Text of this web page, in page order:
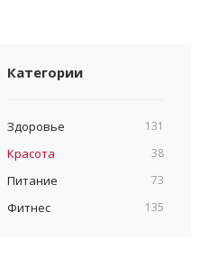
Категории
Здоровье 131
Красота 38
Питание 73
Фитнес 135